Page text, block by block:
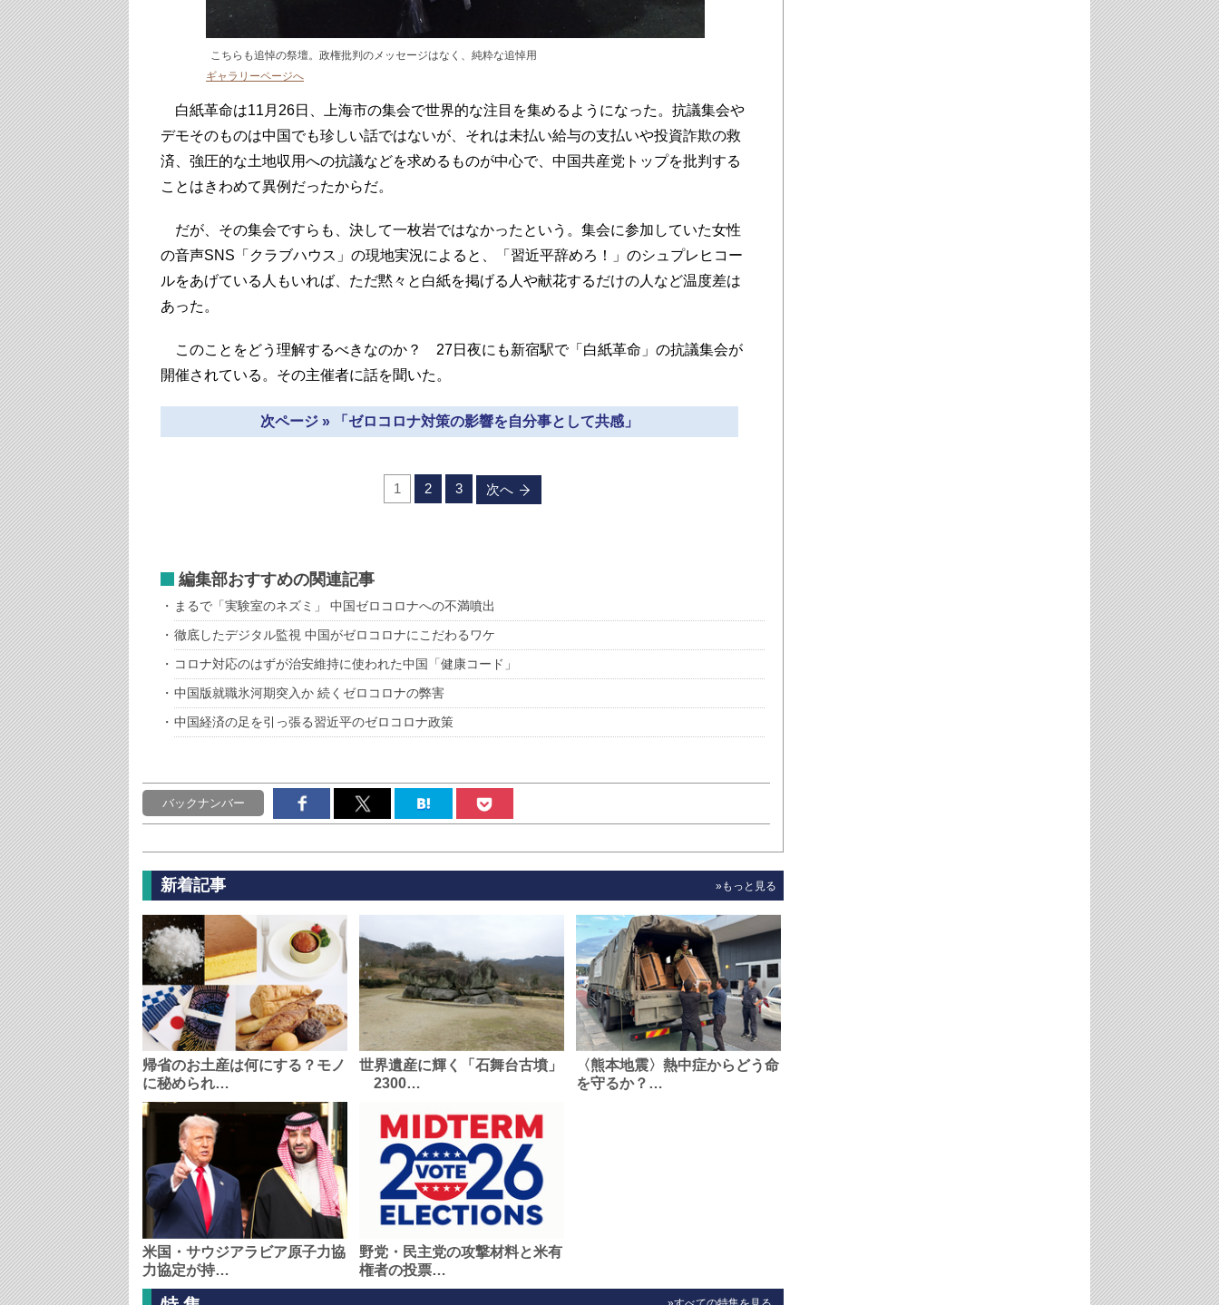
こちらも追悼の祭壇。政権批判のメッセージはなく、純粋な追悼用
ギャラリーページへ
白紙革命は11月26日、上海市の集会で世界的な注目を集めるようになった。抗議集会や
デモそのものは中国でも珍しい話ではないが、それは未払い給与の支払いや投資詐欺の救
済、強圧的な土地収用への抗議などを求めるものが中心で、中国共産党トップを批判する
ことはきわめて異例だったからだ。
だが、その集会ですらも、決して一枚岩ではなかったという。集会に参加していた女性
の音声SNS「クラブハウス」の現地実況によると、「習近平辞めろ！」のシュプレヒコー
ルをあげている人もいれば、ただ黙々と白紙を掲げる人や献花するだけの人など温度差は
あった。
このことをどう理解するべきなのか？ 27日夜にも新宿駅で「白紙革命」の抗議集会が
開催されている。その主催者に話を聞いた。
次ページ » 「ゼロコロナ対策の影響を自分事として共感」
1 2 3 次へ
編集部おすすめの関連記事
まるで「実験室のネズミ」 中国ゼロコロナへの不満噴出
徹底したデジタル監視 中国がゼロコロナにこだわるワケ
コロナ対応のはずが治安維持に使われた中国「健康コード」
中国版就職氷河期突入か 続くゼロコロナの弊害
中国経済の足を引っ張る習近平のゼロコロナ政策
バックナンバー
新着記事 »もっと見る
帰省のお土産は何にする？モノ
に秘められ…
世界遺産に輝く「石舞台古墳」
2300…
〈熊本地震〉熱中症からどう命
を守るか？…
米国・サウジアラビア原子力協
力協定が持…
野党・民主党の攻撃材料と米有
権者の投票…